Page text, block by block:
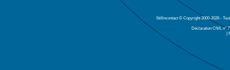
Stillincontact © Copyright 2000-2026 -
Déclaration CNIL n°
|